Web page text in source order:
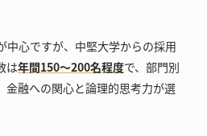
中心ですが、中堅大学からの採用
は年間150～200名程度で、部門別
金融への関心と論理的思考力が選